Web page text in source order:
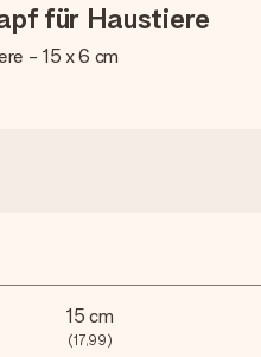
für Haustiere
- 15 x 6 cm
15 cm
(17,99)